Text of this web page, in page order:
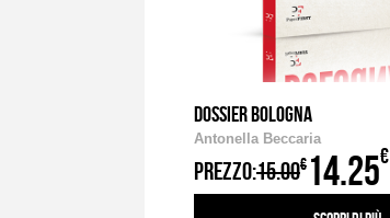
DOSSIER BOLOGNA
Antonella Beccaria
PREZZO:15.00€ 14.25€